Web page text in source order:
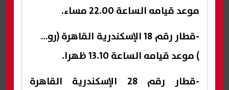
موعد قيامه الساعة 22.00 مساء.
-قطار رقم 18 الإسكندرية القاهرة (روسى
) موعد قيامه الساعة 13.10 ظهرا.
-قطار رقم 28 الإسكندرية القاهرة